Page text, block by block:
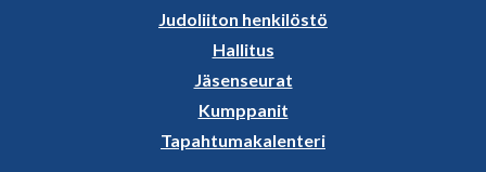
Judoliiton henkilöstö
Hallitus
Jäsenseurat
Kumppanit
Tapahtumakalenteri